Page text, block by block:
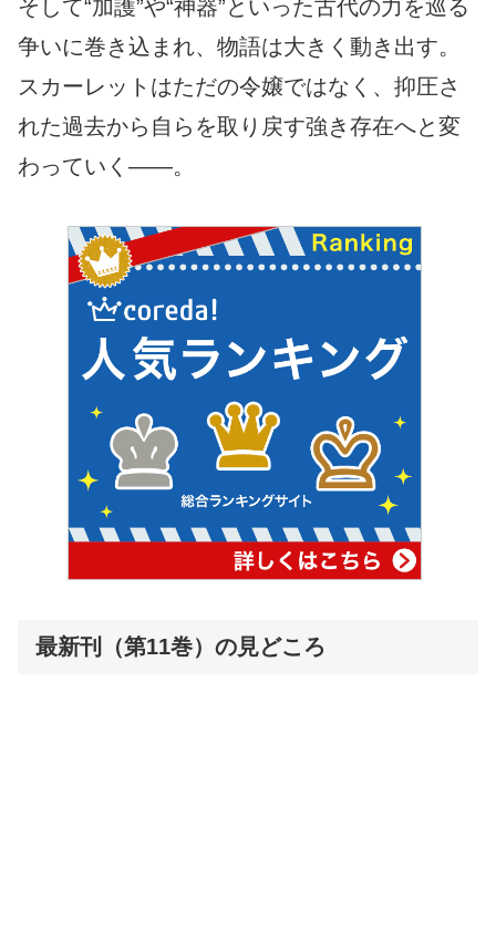
そして“加護”や“神器”といった古代の力を巡る
争いに巻き込まれ、物語は大きく動き出す。
スカーレットはただの令嬢ではなく、抑圧さ
れた過去から自らを取り戻す強き存在へと変
わっていく――。
最新刊（第11巻）の見どころ